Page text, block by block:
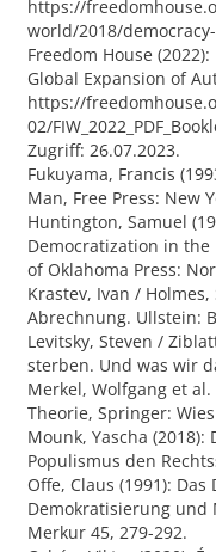
https://
world/2018/
Freedom House
Global Expansion of
https://
02/
Zugriff: 26.07.2023.
Fukuyama, Francis
Man, Free Press: New
Huntington, Samuel
Democratization in
of Oklahoma Press:
Krastev, Ivan /
Abrechnung. Ullstein:
Levitsky, Steven /
sterben. Und was wir
Merkel, Wolfgang et
Theorie, Springer:
Mounk, Yascha
Populismus den
Offe, Claus (1991):
Demokratisierung
Merkur 45, 279-292.